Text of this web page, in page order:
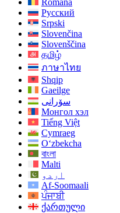
Română
Русский
Srpski
Slovenčina
Slovenščina
தமிழ்
ภาษาไทย
Shqip
Gaeilge
سۆرانی
Монгол хэл
Tiếng Việt
Cymraeg
O‘zbekcha
বাংলা
Malti
اردو
Af-Soomaali
ਪੰਜਾਬੀ
ქართული